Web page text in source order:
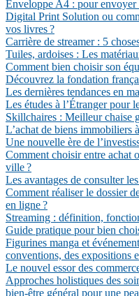
Enveloppe A4 : pour envoyer
Digital Print Solution ou
vos livres ?
Carrière de streamer : 5
Tuiles, ardoises : Les
Comment bien choisir son
Découvrez la fondation
Les dernières tendances en
Les études à l’Étranger pour
Skillchaires : Meilleur chaise
L’achat de biens immobiliers
Une nouvelle ère de
Comment choisir entre achat
ville ?
Les avantages de consulter
Comment réaliser le dossier
en ligne ?
Streaming : définition,
Guide pratique pour bien
Figurines manga et
conventions, des expositions
Le nouvel essor des
Approches holistiques des
bien-être général pour une